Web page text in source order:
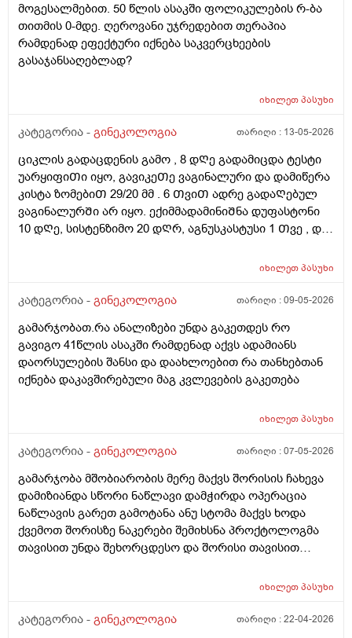
მაინტერესებს, მუცლის არეზე დასაშვებია ეს
პროცედურა?
მოგესალმებით. 50 წლის ასაკში ფოლიკულების რ-ბა
თითმის 0-მდე. ღეროვანი უჯრედებით თერაპია
რამდენად ეფექტური იქნება საკვერცხეების
გასაჯანსაღებლად?
იხილეთპასუხი
კატეგორია - გინეკოლოგია თარიღი : 13-05-2026
ციკლის გადაცდენის გამო , 8 დᲦე გადამიცდა ტესტი
უარყიფიᲗი იყო, გავიკეᲗე ვაგინალური და დამიწერა
კისტა ზომებიᲗ 29/20 მმ . 6 ᲗვიᲗ ადრე გადაᲦებულ
ვაგინალურᲨი არ იყო. ექიმმადამინიᲨნა დუფასტონი
10 დᲦე, სისტენზიმო 20 დᲦრ, აგნუსკასტუსი 1 Თვე , და
რამდენადსაყურადᲦებოა და Თუ დაეხმარება ეს
იხილეთპასუხი
კატეგორია - გინეკოლოგია თარიღი :09-05-2026
გამარჯობათ.რა ანალიზები უნდა გაკეთდეს რო
გავიგო 41წლის ასაკში რამდენად აქვს ადამიანს
დაორსულების შანსი და დაახლოებით რა თანხებთან
იქნება დაკავშირებული მაგ კვლევების გაკეთება
იხილეთპასუხი
კატეგორია - გინეკოლოგია თარიღი :07-05-2026
გამარჯობა მშობიარობის მერე მაქვს შორისის ჩახევა
დამიზიანდა სწორი ნაწლავი დამჭირდა ოპერაცია
ნაწლავის გარეთ გამოტანა ანუ სტომა მაქვს ხოდა
ქვემოთ შორისზე ნაკერები შემიხსნა პროქტოლოგმა
თავისით უნდა შეხორცდესო და შორისი თავისით
იხილეთპასუხი
კატეგორია - გინეკოლოგია თარიღი :22-04-2026